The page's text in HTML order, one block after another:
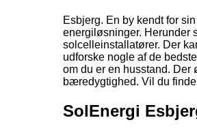
Esbjerg. En by kendt for
energiløsninger. Herunder
solcelleinstallatører. Der
udforske nogle af de
om du er en husstand. Der
bæredygtighed. Vil du
SolEnergi